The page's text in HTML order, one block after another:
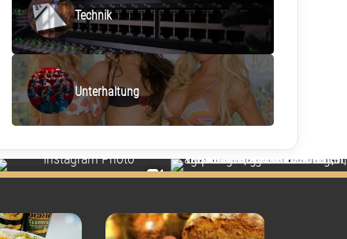
Technik
Unterhaltung